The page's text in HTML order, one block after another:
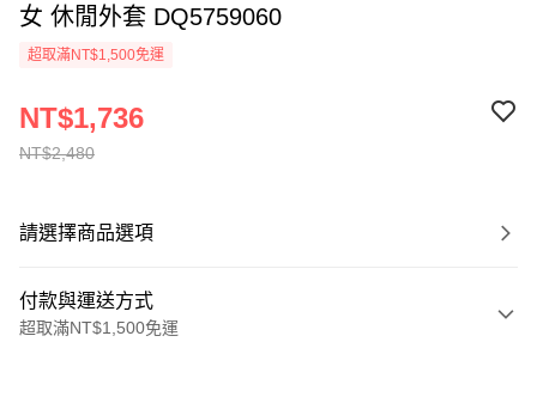
女 休閒外套 DQ5759060
超取滿NT$1,500免運
NT$2,480
NT$1,736
請選擇商品選項
付款與運送方式
超取滿NT$1,500免運